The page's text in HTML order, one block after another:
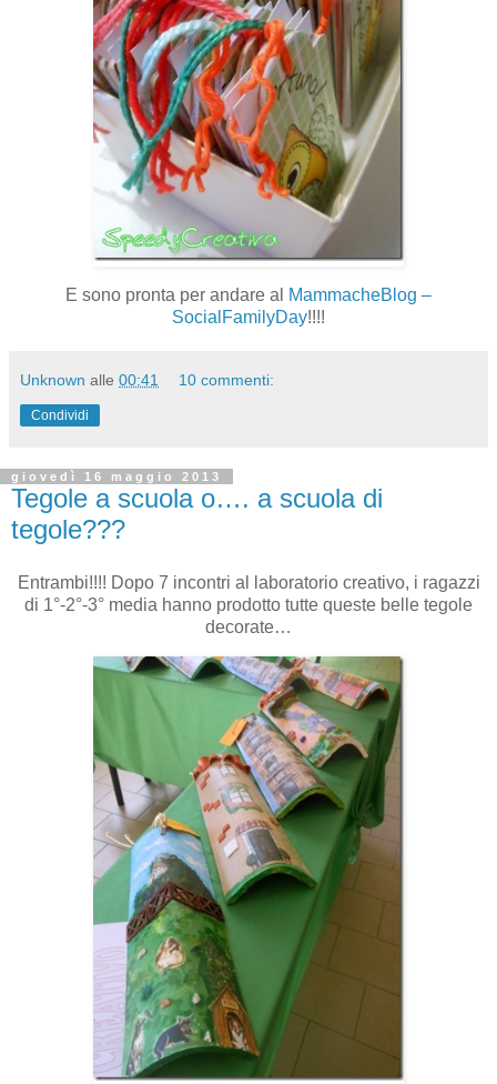
E sono pronta per andare al
MammacheBlog –
SocialFamilyDay!!!!
Unknown alle 00:41 10 commenti:
Condividi
giovedì 16 maggio 2013
Tegole a scuola o…. a scuola di
tegole???
Entrambi!!!! Dopo 7 incontri al laboratorio creativo, i ragazzi
di 1°-2°-3° media hanno prodotto tutte queste belle tegole
decorate…